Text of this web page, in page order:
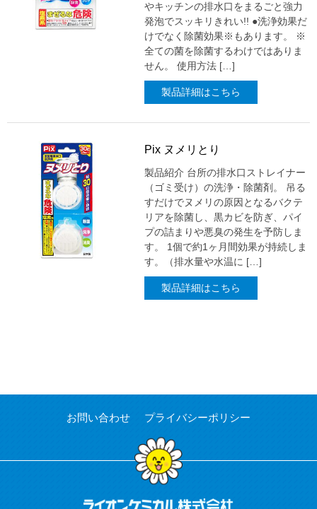
やキッチンの排水口をまるごと強力
発泡でスッキリきれい!! ●洗浄効果だ
けでなく除菌効果※もあります。 ※
全ての菌を除菌するわけではありま
せん。 使用方法 […]
製品詳細はこちら
Pix ヌメリとり
製品紹介 台所の排水口ストレイナー
（ゴミ受け）の洗浄・除菌剤。 吊る
すだけでヌメリの原因となるバクテ
リアを除菌し、黒カビを防ぎ、パイ
プの詰まりや悪臭の発生を予防しま
す。 1個で約1ヶ月間効果が持続しま
す。（排水量や水温に […]
製品詳細はこちら
お問い合わせ プライバシーポリシー